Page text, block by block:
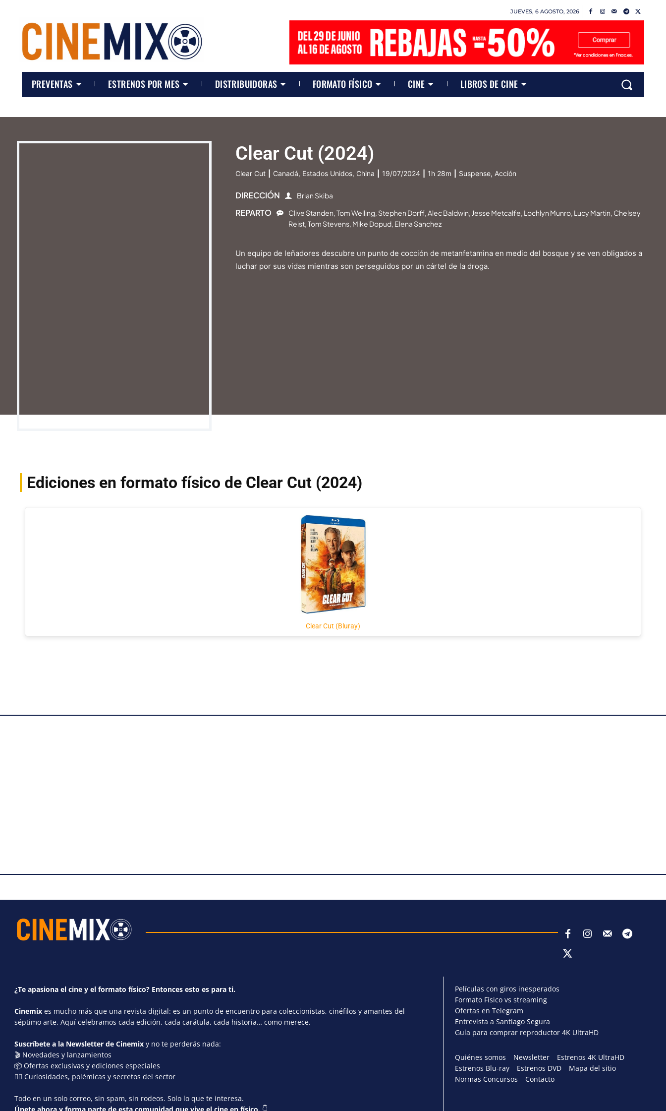
JUEVES, 6 AGOSTO, 2026
PREVENTAS ESTRENOS POR MES DISTRIBUIDORAS FORMATO FÍSICO CINE LIBROS DE CINE
Clear Cut (2024)
Clear Cut Canadá, Estados Unidos, China 19/07/2024 1h 28m Suspense, Acción
DIRECCIÓN Brian Skiba
REPARTO
Clive Standen, Tom Welling, Stephen Dorff, Alec Baldwin, Jesse Metcalfe, Lochlyn Munro, Lucy Martin, Chelsey
Reist, Tom Stevens, Mike Dopud, Elena Sanchez
Un equipo de leñadores descubre un punto de cocción de metanfetamina en medio del bosque y se ven obligados a
luchar por sus vidas mientras son perseguidos por un cártel de la droga.
Ediciones en formato físico de Clear Cut (2024)
Clear Cut (Bluray)
¿Te apasiona el cine y el formato físico? Entonces esto es para ti.
Cinemix es mucho más que una revista digital: es un punto de encuentro para coleccionistas, cinéfilos y amantes del
séptimo arte. Aquí celebramos cada edición, cada carátula, cada historia… como merece.
Suscríbete a la Newsletter de Cinemix y no te perderás nada:
🎬 Novedades y lanzamientos
📦 Ofertas exclusivas y ediciones especiales
🕵️‍♂️ Curiosidades, polémicas y secretos del sector
Todo en un solo correo, sin spam, sin rodeos. Solo lo que te interesa.
Películas con giros inesperados
Formato Físico vs streaming
Ofertas en Telegram
Entrevista a Santiago Segura
Guía para comprar reproductor 4K UltraHD
Quiénes somos Newsletter
Estrenos 4K UltraHD
Estrenos Blu-ray
Estrenos DVD
Mapa del sitio
Normas Concursos
Contacto